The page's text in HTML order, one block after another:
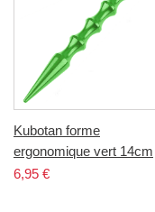
Kubotan forme
ergonomique vert 14cm
6,95 €